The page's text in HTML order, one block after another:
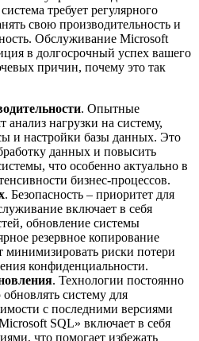
требует регулярного
свою производительность и
Обслуживание Microsoft
в долгосрочный успех вашего
причин, почему это так
. Опытные
анализ нагрузки на систему,
и настройки базы данных. Это
данных и повысить
что особенно актуально в
бизнес-процессов.
. Безопасность – приоритет для
включает в себя
обновление системы
резервное копирование
минимизировать риски потери
конфиденциальности.
. Технологии постоянно
систему для
с последними версиями
SQL» включает в себя
что помогает избежать